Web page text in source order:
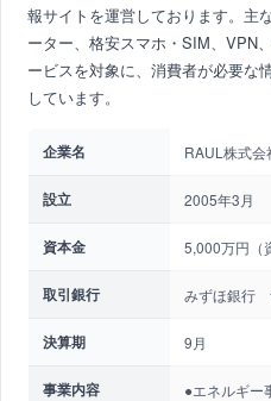
報サイトを運営しております。主
ーター、格安スマホ・SIM、VPN
ービスを対象に、消費者が必要な
しています。
企業名 RAUL株式会
設立 2005年3月
資本金 5,000万円（
取引銀行 みずほ銀行
決算期 9月
事業内容
●エネルギー